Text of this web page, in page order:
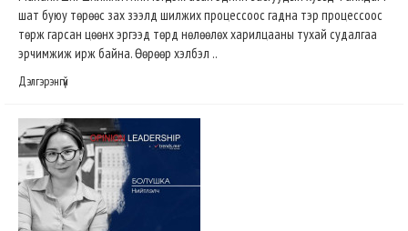
шат буюу төрөөс зах зээлд шилжих процессоос гадна тэр процессоос
төрж гарсан цөөнх эргээд төрд нөлөөлөх харилцааны тухай судалгаа
эрчимжиж ирж байна. Өөрөөр хэлбэл ..
Дэлгэрэнгүй